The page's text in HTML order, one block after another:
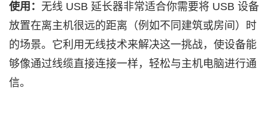
使用： 无线 USB 延长器非常适合你需要将 USB 设备
放置在离主机很远的距离（例如不同建筑或房间）时
的场景。它利用无线技术来解决这一挑战，使设备能
够像通过线缆直接连接一样，轻松与主机电脑进行通
信。